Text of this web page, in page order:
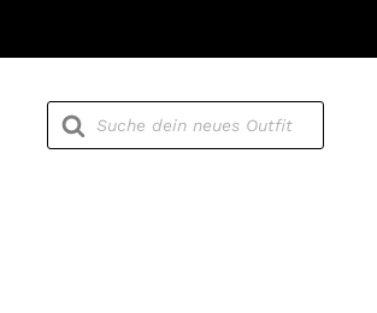
Products
search